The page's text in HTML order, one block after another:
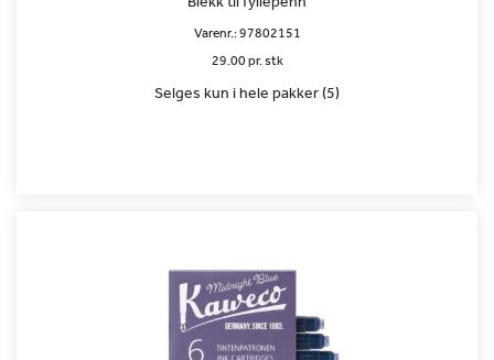
Varenr.:97802151
29.00 pr. stk
Selges kun i hele pakker (5)